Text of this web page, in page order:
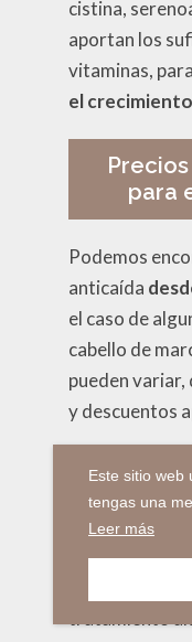
cistina,
aportan los
vitaminas, para
el
para
Podemos
anticaída
el caso de
cabello de
pueden
y descuentos
compras
anticaída. Lo
de dinero,
cantidad
Este sitio web
tengas una
Leer más